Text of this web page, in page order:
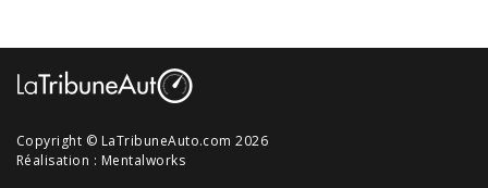
Copyright © LaTribuneAuto.com 2026
Réalisation : Mentalworks